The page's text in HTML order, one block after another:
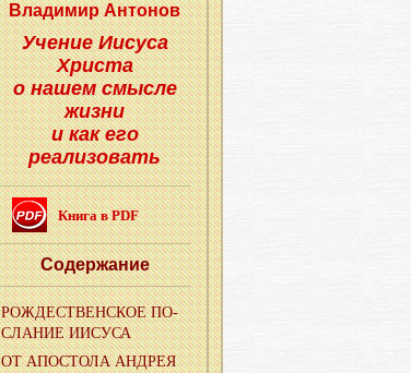
Вла­ди­мир Ан­то­нов
Учение Иисуса
Христа
о нашем смысле
жизни
и как его
реализовать
Книга в PDF
Со­дер­жа­ние
РОЖ­ДЕ­СТВЕН­СКОЕ ПО­
СЛА­НИЕ ИИСУ­СА
ОТ АПО­СТО­ЛА АН­ДРЕЯ